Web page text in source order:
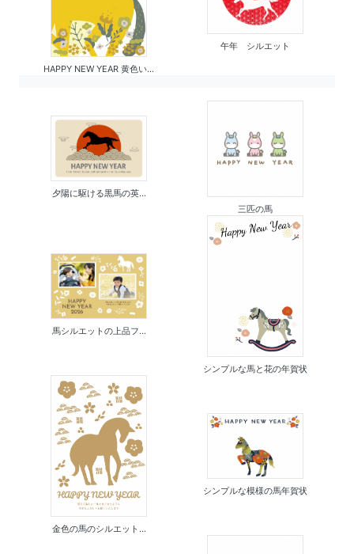
HAPPY NEW YEAR 黄色い...
午年 シルエット
夕陽に駆ける黒馬の英...
三匹の馬
馬シルエットの上品フ...
シンプルな馬と花の年賀状
金色の馬のシルエット...
シンプルな模様の馬年賀状